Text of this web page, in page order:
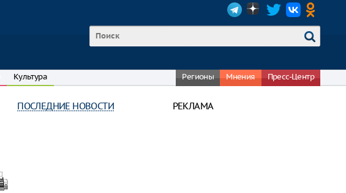
Культура Регионы Мнения Пресс-Центр
ПОСЛЕДНИЕ НОВОСТИ РЕКЛАМА